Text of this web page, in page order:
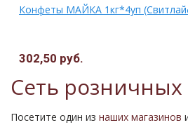
Конфеты МАЙКА 1кг*4уп
302,50 руб.
Сеть розничных
Посетите один из наших магазинов